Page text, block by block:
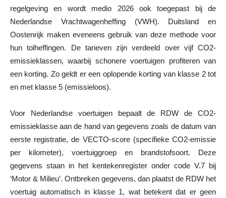
regelgeving en wordt medio 2026 ook toegepast bij de
Nederlandse Vrachtwagenheffing (VWH). Duitsland en
Oostenrijk maken eveneens gebruik van deze methode voor
hun tolheffingen. De tarieven zijn verdeeld over vijf CO2-
emissieklassen, waarbij schonere voertuigen profiteren van
een korting. Zo geldt er een oplopende korting van klasse 2 tot
en met klasse 5 (emissieloos).
Voor Nederlandse voertuigen bepaalt de RDW de CO2-
emissieklasse aan de hand van gegevens zoals de datum van
eerste registratie, de VECTO-score (specifieke CO2-emissie
per kilometer), voertuiggroep en brandstofsoort. Deze
gegevens staan in het kentekenregister onder code V.7 bij
‘Motor & Milieu’. Ontbreken gegevens, dan plaatst de RDW het
voertuig automatisch in klasse 1, wat betekent dat er geen